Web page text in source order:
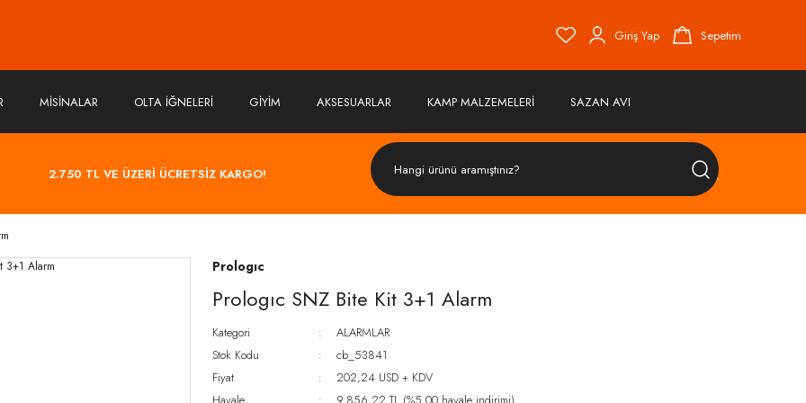
Giriş Yap Sepetim
MİSİNALAR OLTA İĞNELERİ GİYİM AKSESUARLAR KAMP MALZEMELERİ SAZAN AVI
2.750 TL VE ÜZERİ ÜCRETSİZ KARGO!
ÜRÜN
Prologıc
Prologıc SNZ Bite Kit 3+1 Alarm
Kategori
ALARMLAR
Stok Kodu
cb_53841
Fiyat
202,24 USD + KDV